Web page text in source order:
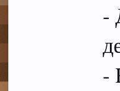
-
-